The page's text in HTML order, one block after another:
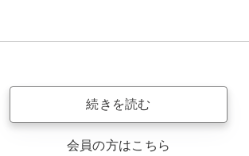
続きを読む
会員の方はこちら